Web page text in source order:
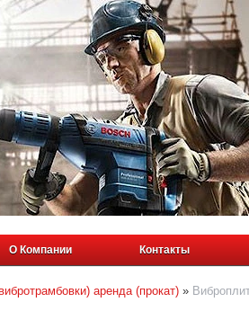
О Компании Контакты
аренда (прокат) »